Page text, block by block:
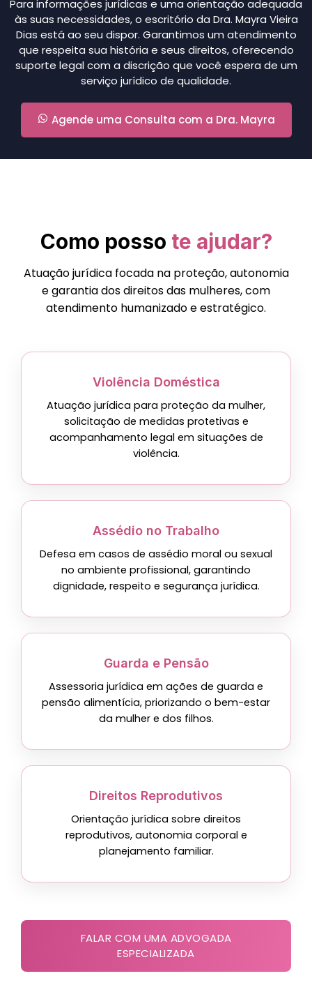
Para informações jurídicas e uma orientação adequada
às suas necessidades, o escritório da Dra. Mayra Vieira
Dias está ao seu dispor. Garantimos um atendimento
que respeita sua história e seus direitos, oferecendo
suporte legal com a discrição que você espera de um
serviço jurídico de qualidade.
Agende uma Consulta com a Dra. Mayra
Como posso te ajudar?
Atuação jurídica focada na proteção, autonomia
e garantia dos direitos das mulheres, com
atendimento humanizado e estratégico.
Violência Doméstica
Atuação jurídica para proteção da mulher,
solicitação de medidas protetivas e
acompanhamento legal em situações de
violência.
Assédio no Trabalho
Defesa em casos de assédio moral ou sexual
no ambiente profissional, garantindo
dignidade, respeito e segurança jurídica.
Guarda e Pensão
Assessoria jurídica em ações de guarda e
pensão alimentícia, priorizando o bem-estar
da mulher e dos filhos.
Direitos Reprodutivos
Orientação jurídica sobre direitos
reprodutivos, autonomia corporal e
planejamento familiar.
FALAR COM UMA ADVOGADA
ESPECIALIZADA